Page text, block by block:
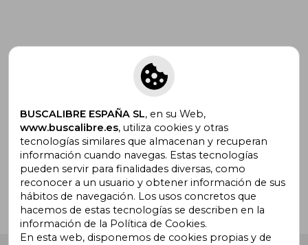
Suscríbete para recibir ofertas y
promociones
¿Necesitas ayuda?
Ir a Centro de Soporte
BUSCALIBRE ESPAÑA SL, en su Web,
www.buscalibre.es, utiliza cookies y otras
tecnologías similares que almacenan y recuperan
información cuando navegas. Estas tecnologías
pueden servir para finalidades diversas, como
reconocer a un usuario y obtener información de sus
hábitos de navegación. Los usos concretos que
hacemos de estas tecnologías se describen en la
información de la Política de Cookies.
En esta web, disponemos de cookies propias y de